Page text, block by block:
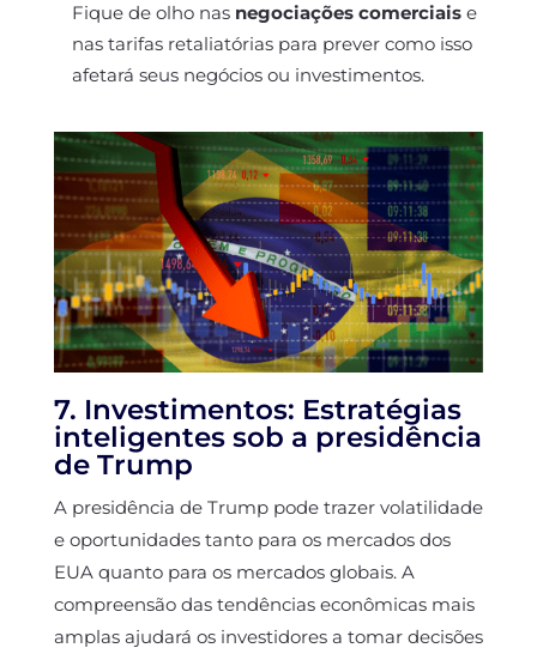
Fique de olho nas negociações comerciais e
nas tarifas retaliatórias para prever como isso
afetará seus negócios ou investimentos.
7. Investimentos: Estratégias
inteligentes sob a presidência
de Trump
A presidência de Trump pode trazer volatilidade
e oportunidades tanto para os mercados dos
EUA quanto para os mercados globais. A
compreensão das tendências econômicas mais
amplas ajudará os investidores a tomar decisões